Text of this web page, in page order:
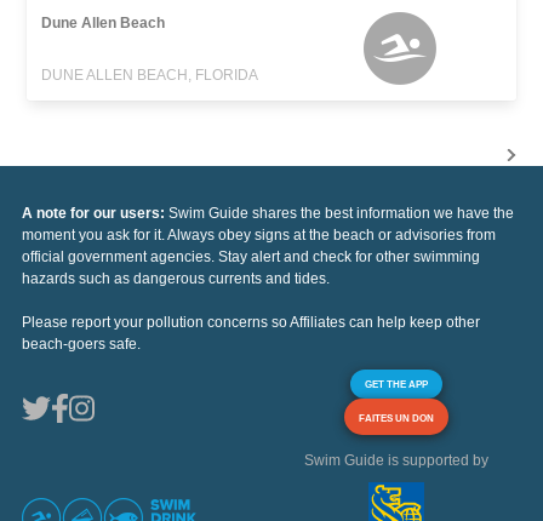
Dune Allen Beach
DUNE ALLEN BEACH, FLORIDA
A note for our users: Swim Guide shares the best information we have the
moment you ask for it. Always obey signs at the beach or advisories from
official government agencies. Stay alert and check for other swimming
hazards such as dangerous currents and tides.
Please report your pollution concerns so Affiliates can help keep other
beach-goers safe.
GET THE APP
FAITES UN DON
Swim Guide is supported by